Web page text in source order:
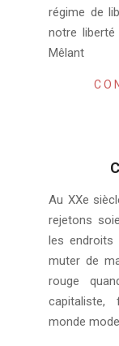
régime de
notre
Mêlant
04-
21
Au XXe
rejetons
les
muter de
rouge
monde